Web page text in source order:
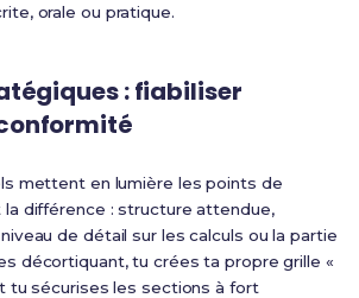
orale ou pratique.
: fiabiliser
mettent en lumière les points de
différence : structure attendue,
de détail sur les calculs ou la partie
décortiquant, tu crées ta propre grille «
tu sécurises les sections à fort